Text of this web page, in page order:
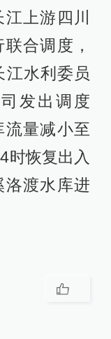
上游四川
合调度，
江水利委员
发出调度
量减小至
时恢复出入
洛渡水库进